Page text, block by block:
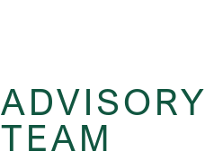
ADVISORY
TEAM